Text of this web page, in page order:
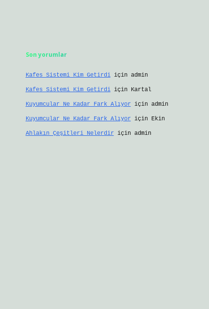
Son yorumlar
Kafes Sistemi Kim Getirdiiçin admin
Kafes Sistemi Kim Getirdiiçin Kartal
Kuyumcular Ne Kadar Fark Alıyor için admin
Kuyumcular Ne Kadar Fark Alıyor için Ekin
Ahlakın Çeşitleri Nelerdir için admin